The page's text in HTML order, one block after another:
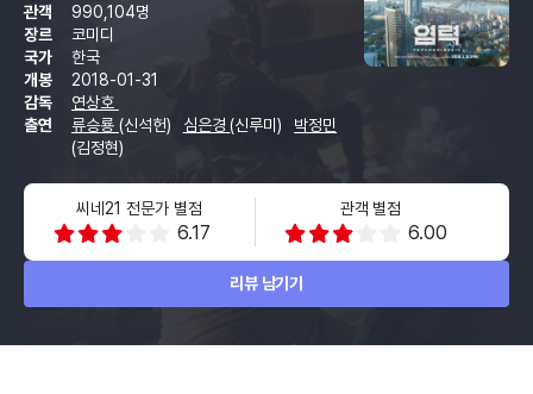
관객
990,104명
장르
코미디
국가
한국
개봉
2018-01-31
감독
연상호
출연
류승룡 (신석헌) 심은경(신루미)
박정민
(김정현)
씨네21 전문가 별점
6.17
관객 별점
6.00
리뷰 남기기